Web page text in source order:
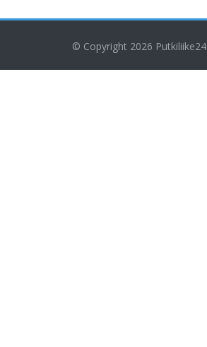
© Copyright 2026 Putkiliike24